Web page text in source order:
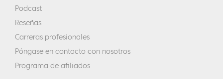
Podcast
Reseñas
Carreras profesionales
Póngase en contacto con nosotros
Programa de afiliados